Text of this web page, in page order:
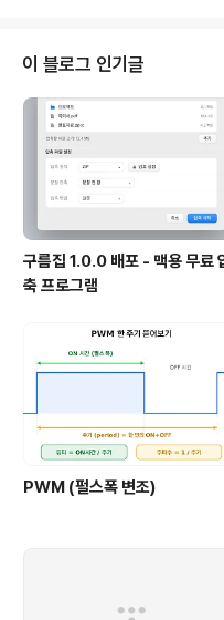
함수, module_exit는 모듈을 커널
odule_init(void) { printk(..
이 블로그 인기글
구름집 1.0.0 배포 - 맥용 무료
축 프로그램
PWM (펄스폭 변조)